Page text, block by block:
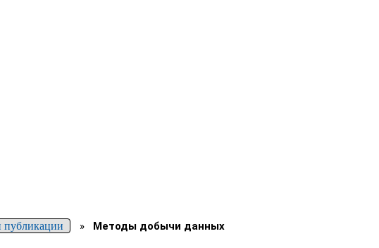
публикации » Методы добычи данных